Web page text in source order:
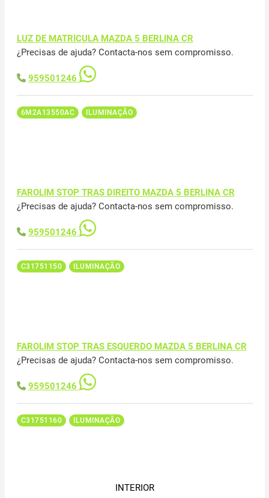
LUZ DE MATRICULA MAZDA 5 BERLINA CR
¿Precisas de ajuda? Contacta-nos sem compromisso.
959501246
6M2A13550AC ILUMINAÇÃO
FAROLIM STOP TRAS DIREITO MAZDA 5 BERLINA CR
¿Precisas de ajuda? Contacta-nos sem compromisso.
959501246
C31751150 ILUMINAÇÃO
FAROLIM STOP TRAS ESQUERDO MAZDA 5 BERLINA CR
¿Precisas de ajuda? Contacta-nos sem compromisso.
959501246
C31751160 ILUMINAÇÃO
INTERIOR